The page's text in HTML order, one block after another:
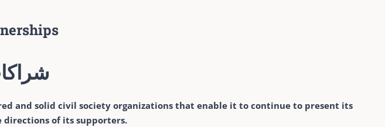
and solid civil society organizations that enable it to continue to present its
of its supporters.